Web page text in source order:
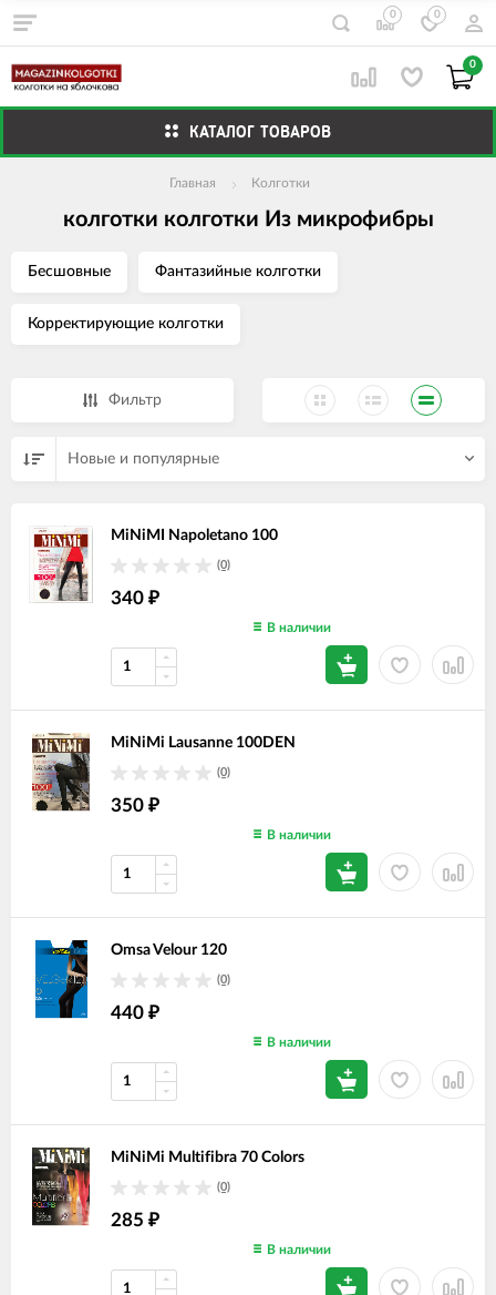
0 0
0
КАТАЛОГ ТОВАРОВ
Главная Колготки
колготки колготки Из микрофибры
Бесшовные Фантазийные колготки
Корректирующие колготки
Фильтр
Новые и популярные
MiNiMI Napoletano 100
(0)
340 ₽
В наличии
MiNiMi Lausanne 100DEN
(0)
350 ₽
В наличии
Omsa Velour 120
(0)
440 ₽
В наличии
MiNiMi Multifibra 70 Colors
(0)
285 ₽
В наличии